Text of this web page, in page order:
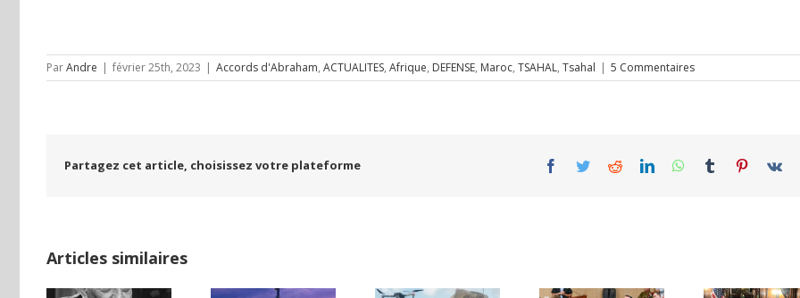
ParAndre | février 25th, 2023 | Accords d'Abraham, ACTUALITES, Afrique, DEFENSE, Maroc, TSAHAL, Tsahal | 5 Commentaires
Partagez cet article, choisissez votre plateforme Facebook
TwitterRedditLinkedInWhatsApp
Tumblr Pinterest
Vk
Articles similaires